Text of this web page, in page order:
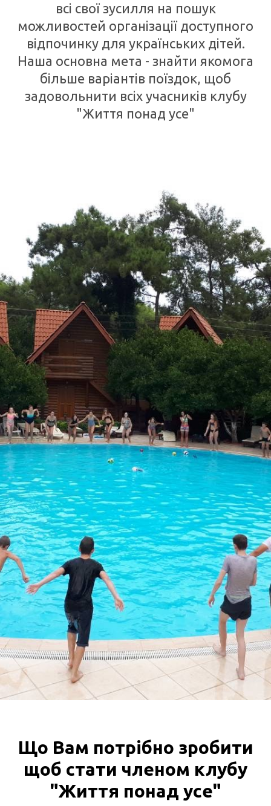
всі свої зусилля на пошук
можливостей організації доступного
відпочинку для українських дітей.
Наша основна мета - знайти якомога
більше варіантів поїздок, щоб
задовольнити всіх учасників клубу
"Життя понад усе"
Що Вам потрібно зробити
щоб стати членом клубу
"Життя понад усе"